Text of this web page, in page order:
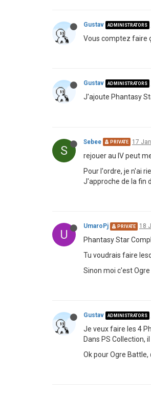
Gustav ADMINISTRATORS
Vous comptez faire
Gustav ADMINISTRATORS
J'ajoute Phantasy
S
Sebee PRIVATE 17
rejouer au IV peut
Pour l'ordre, je n'ai
J'approche de la fin
U
UmaroPj PRIVATE 18
Phantasy Star
Tu voudrais faire
Sinon moi c'est
Gustav ADMINISTRATORS
Je veux faire les 4
Dans PS Collection,
Ok pour Ogre